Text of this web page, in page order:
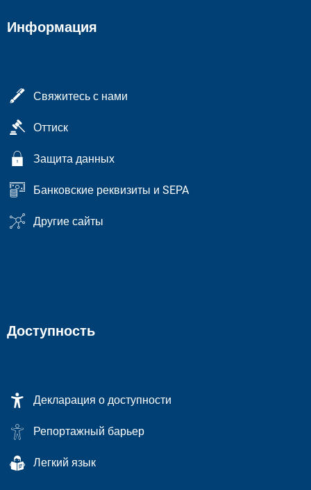
Информация
Свяжитесь с нами
Оттиск
Защита данных
Банковские реквизиты и SEPA
Другие сайты
Доступность
Декларация о доступности
Репортажный барьер
Легкий язык